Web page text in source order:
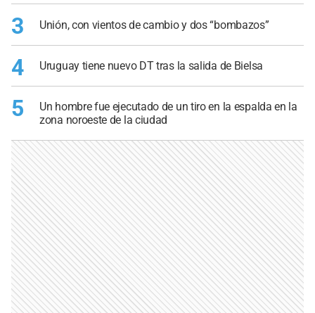
3 Unión, con vientos de cambio y dos “bombazos”
4 Uruguay tiene nuevo DT tras la salida de Bielsa
5
Un hombre fue ejecutado de un tiro en la espalda en la
zona noroeste de la ciudad